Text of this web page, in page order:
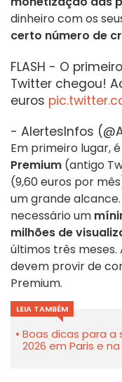
dinheiro com os
certo número de
FLASH - O
Twitter chegou!
euros
- AlertesInfos
Em primeiro lugar,
Premium (antigo
(9,60 euros por
um grande
necessário um
milhões de
últimos três meses.
devem provir de
Premium.
LEIA TAMBÉM
Boas dicas para a
2026 em Paris e